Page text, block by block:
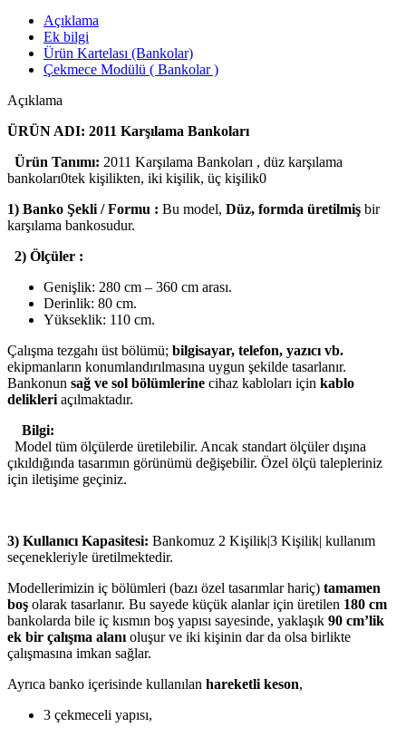
Açıklama
Ek bilgi
Ürün Kartelası (Bankolar)
Çekmece Modülü ( Bankolar )
Açıklama
ÜRÜN ADI: 2011 Karşılama Bankoları
Ürün Tanımı: 2011 Karşılama Bankoları , düz karşılama
bankoları0tek kişilikten, iki kişilik, üç kişilik0
1) Banko Şekli / Formu : Bu model, Düz, formda üretilmiş bir
karşılama bankosudur.
2) Ölçüler :
Genişlik: 280 cm – 360 cm arası.
Derinlik: 80 cm.
Yükseklik: 110 cm.
Çalışma tezgahı üst bölümü; bilgisayar, telefon, yazıcı vb.
ekipmanların konumlandırılmasına uygun şekilde tasarlanır.
Bankonun sağ ve sol bölümlerine cihaz kabloları için kablo
delikleri açılmaktadır.
Bilgi:
Model tüm ölçülerde üretilebilir. Ancak standart ölçüler dışına
çıkıldığında tasarımın görünümü değişebilir. Özel ölçü talepleriniz
için iletişime geçiniz.
3) Kullanıcı Kapasitesi: Bankomuz 2 Kişilik|3 Kişilik| kullanım
seçenekleriyle üretilmektedir.
Modellerimizin iç bölümleri (bazı özel tasarımlar hariç) tamamen
boş olarak tasarlanır. Bu sayede küçük alanlar için üretilen 180 cm
bankolarda bile iç kısmın boş yapısı sayesinde, yaklaşık 90 cm’lik
ek bir çalışma alanı oluşur ve iki kişinin dar da olsa birlikte
çalışmasına imkan sağlar.
Ayrıca banko içerisinde kullanılan hareketli keson,
3 çekmeceli yapısı,